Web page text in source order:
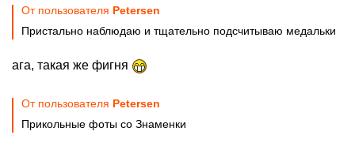
От пользователя Petersen
Пристально наблюдаю и тщательно подсчитываю медальки
ага, такая же фигня
От пользователя Petersen
Прикольные фоты со Знаменки